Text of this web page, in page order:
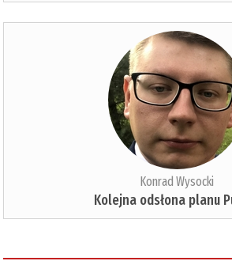
Konrad Wysocki
Kolejna odsłona planu